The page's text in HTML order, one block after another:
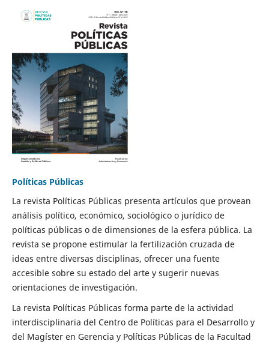
Políticas Públicas
La revista Políticas Públicas presenta artículos que provean
análisis político, económico, sociológico o jurídico de
políticas públicas o de dimensiones de la esfera pública. La
revista se propone estimular la fertilización cruzada de
ideas entre diversas disciplinas, ofrecer una fuente
accesible sobre su estado del arte y sugerir nuevas
orientaciones de investigación.
La revista Políticas Públicas forma parte de la actividad
interdisciplinaria del Centro de Políticas para el Desarrollo y
del Magíster en Gerencia y Políticas Públicas de la Facultad